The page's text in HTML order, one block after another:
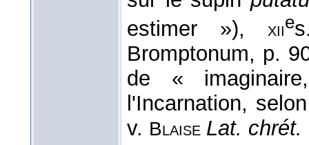
estimer »),xiie
Bromptonum, p.
de «
l'Incarnation,
v. Blaise Lat. chrét.